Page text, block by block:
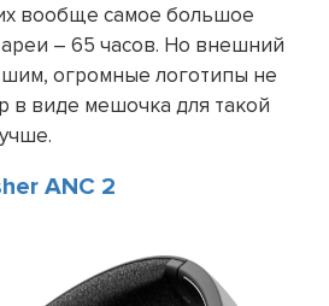
вообще самое большое
– 65 часов. Но внешний
огромные логотипы не
в виде мешочка для такой
ANC 2